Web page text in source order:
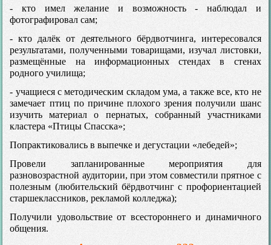
- кто имел желание и возможность - наблюдал и
фотографировал сам;
- кто далёк от деятельного бёрдвотчинга, интересовался
результатами, полученными товарищами, изучал листовки,
размещённые на информационных стендах в стенах
родного училища;
- учащиеся с методическим складом ума, а также все, кто не
замечает птиц по причине плохого зрения получили шанс
изучить материал о пернатых, собранный участниками
кластера «Птицы Спасска»;
Попрактиковались в выпечке и дегустации «лебедей»;
Провели запланированные мероприятия для
разновозрастной аудитории, при этом совместили прятное с
полезным (любительский бёрдвотчинг с профориентацией
старшеклассников, рекламой колледжа);
Получили удовольствие от всестороннего и динамичного
общения.